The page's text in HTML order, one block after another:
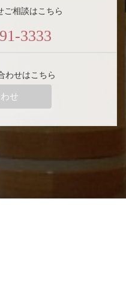
ご相談はこちら
3333
わせはこちら
せ